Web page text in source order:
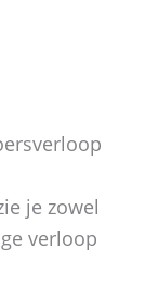
je zowel
verloop